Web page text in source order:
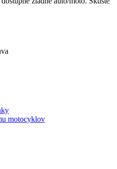
motocyklov